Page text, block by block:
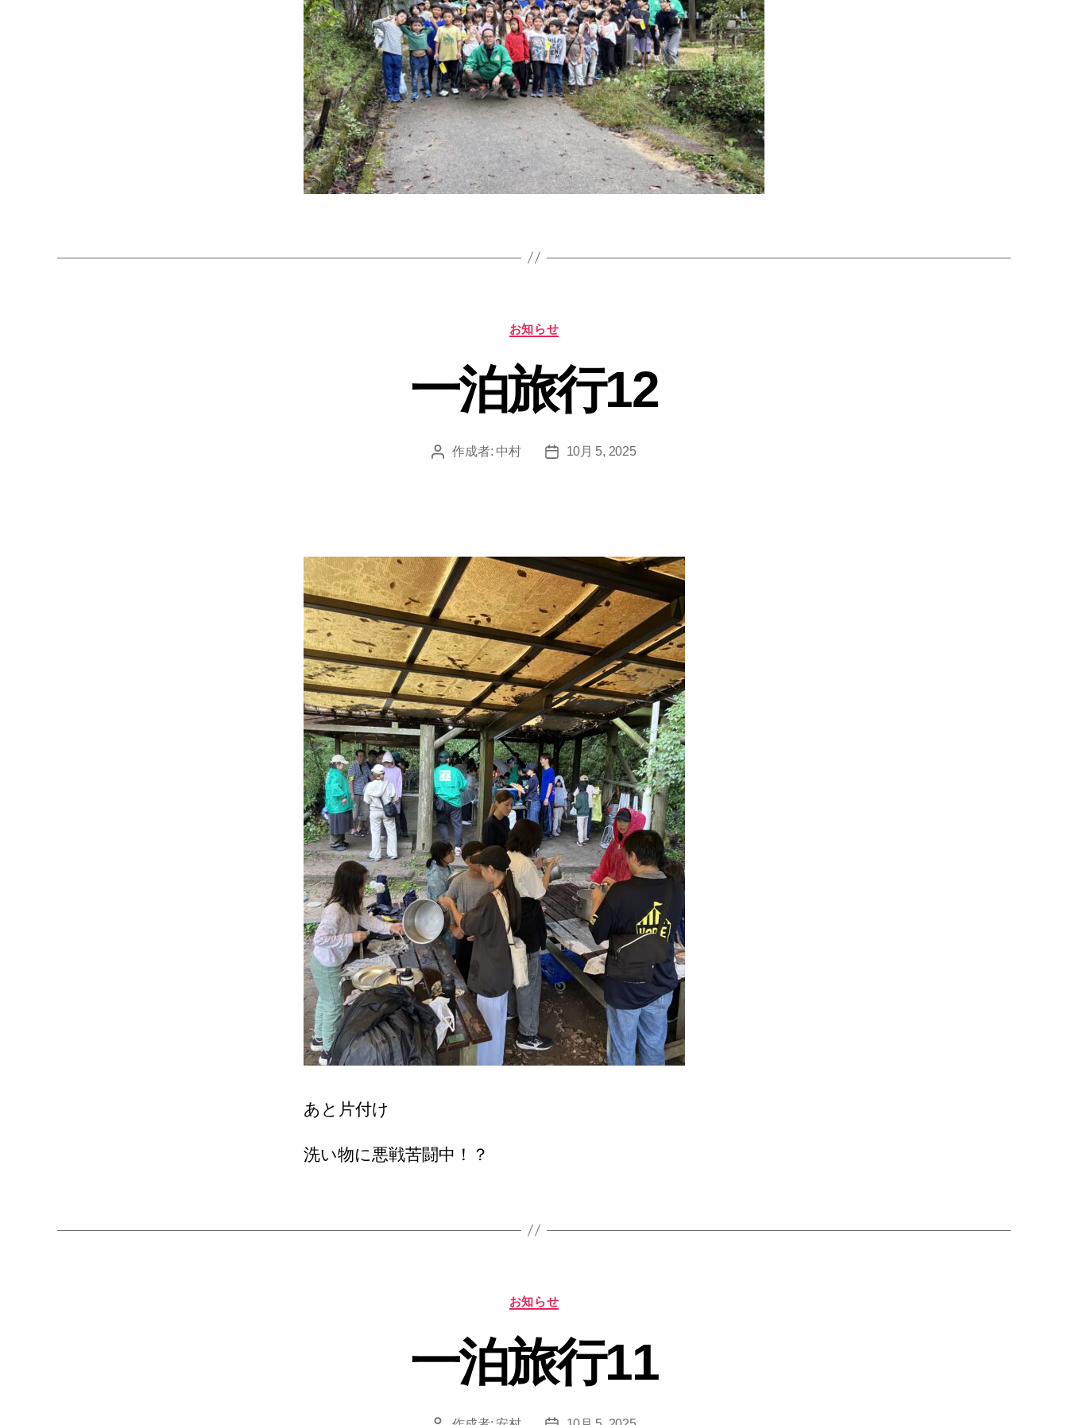
カ
テ
リ
ー
お知らせ
一泊旅行12
投
作成者: 中村
投
10月 5, 2025
あと片付け
洗い物に悪戦苦闘中！？
カ
テ
リ
ー
お知らせ
一泊旅行11